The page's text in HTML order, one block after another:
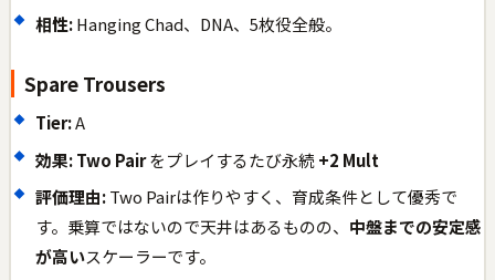
相性:Hanging Chad、DNA、5枚役全般。
Spare Trousers
Tier:A
効果:Two Pairをプレイするたび永続+2 Mult
評価理由:Two Pairは作りやすく、育成条件として優秀で
す。乗算ではないので天井はあるものの、 中盤までの安定感
が高いスケーラーです。